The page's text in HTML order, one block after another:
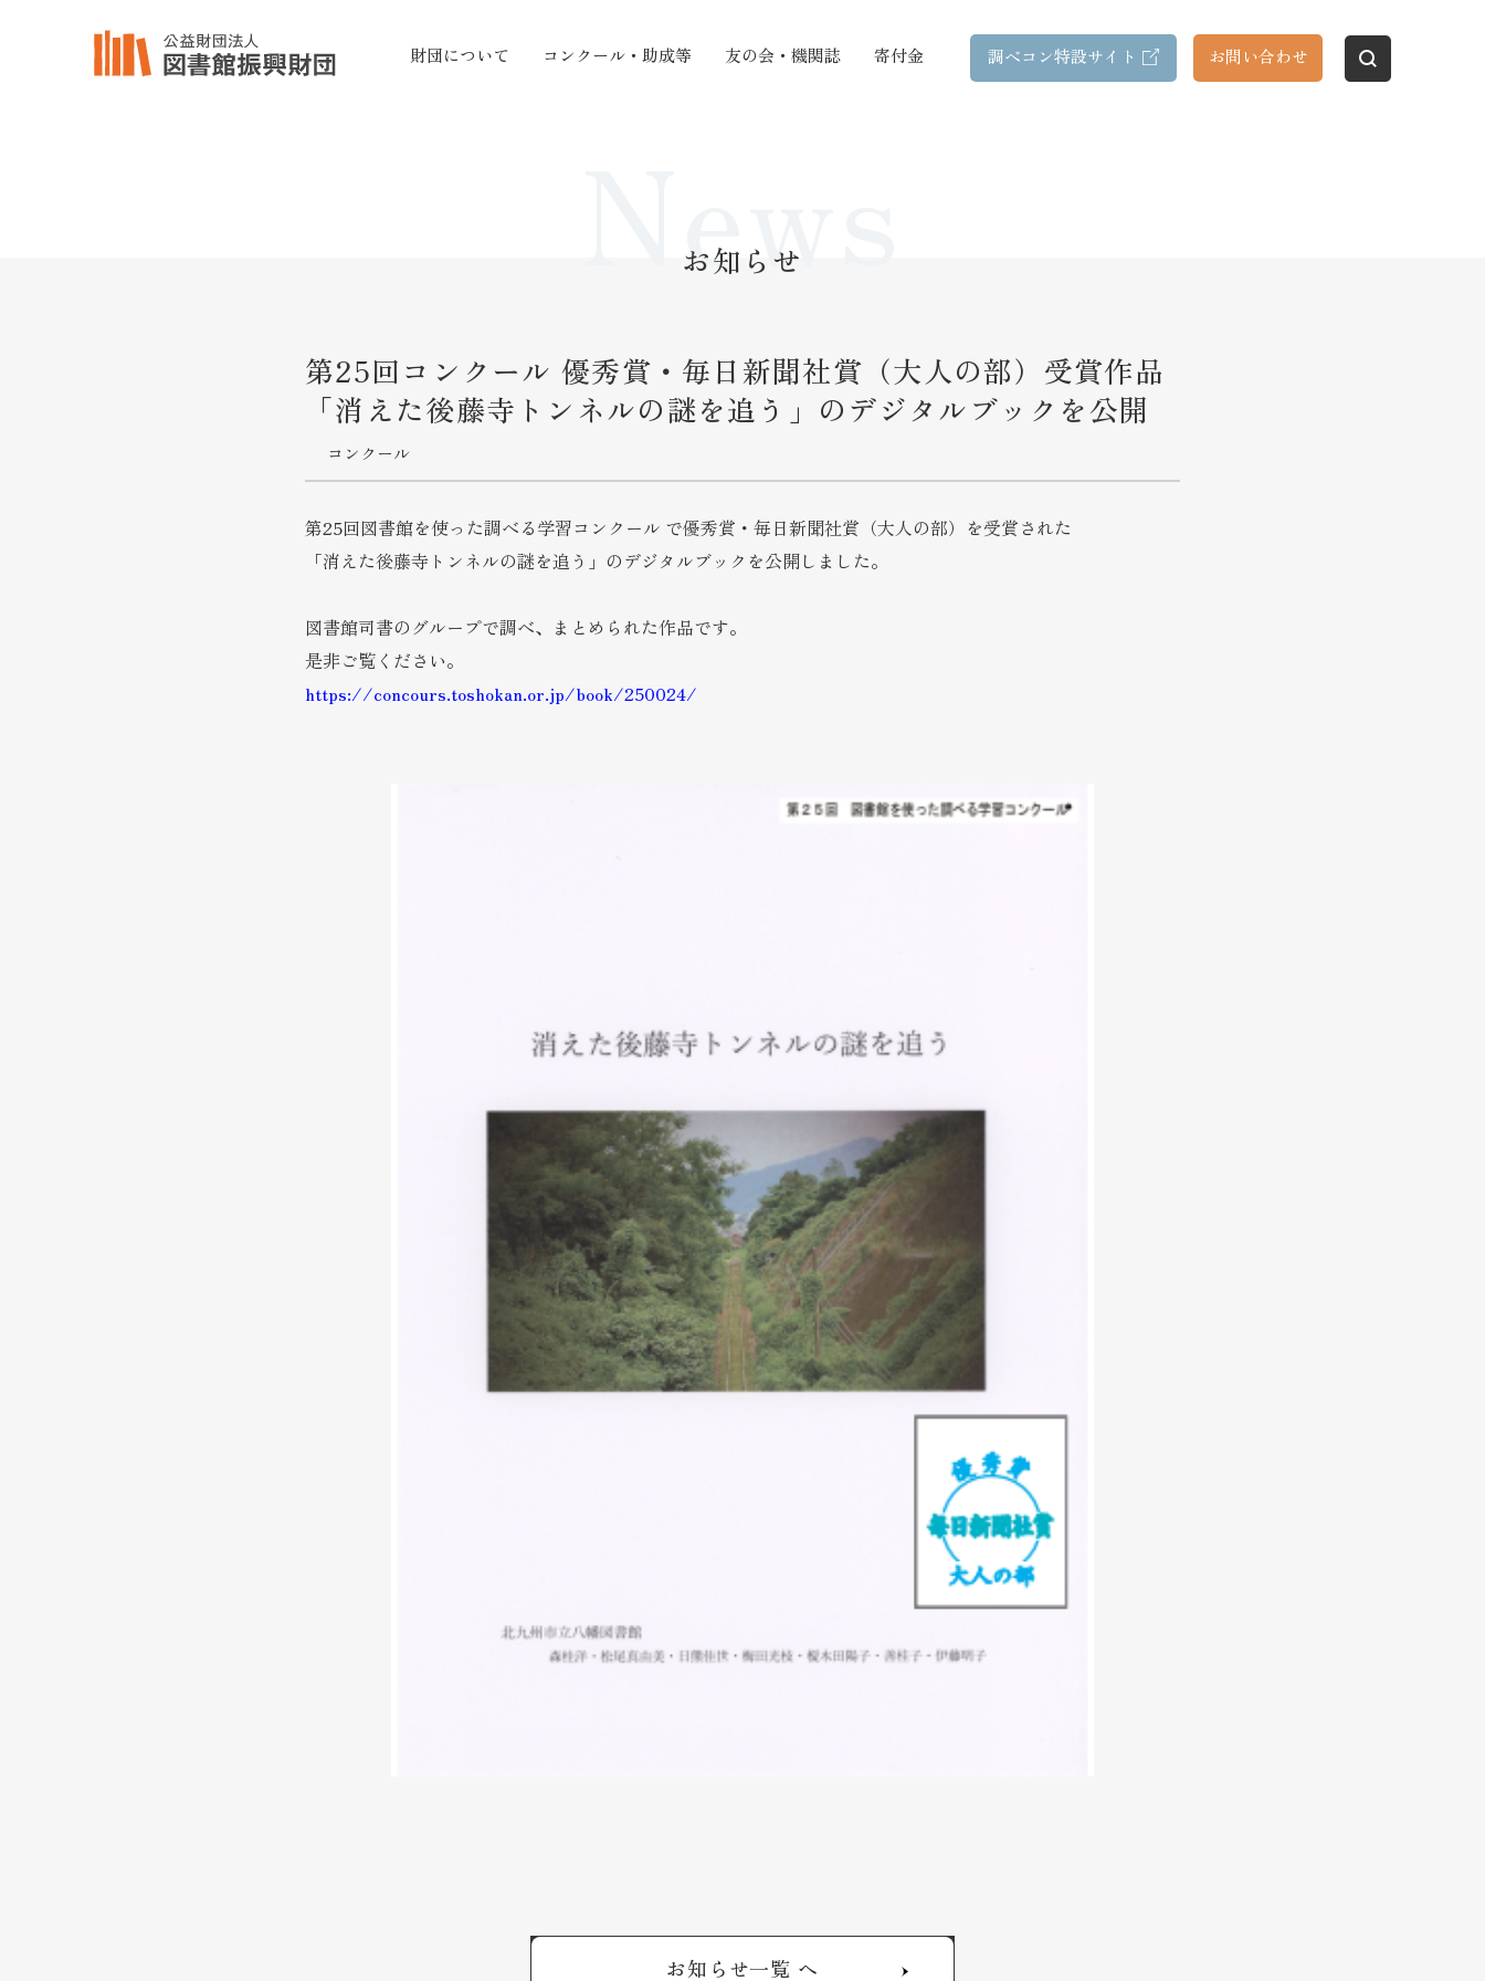
財団について コンクール・助成等 友の会・機関誌 寄付金 調べコン特設サイト お問い合わせ
News
お知らせ
第25回コンクール 優秀賞・毎日新聞社賞（大人の部）受賞作品
「消えた後藤寺トンネルの謎を追う」のデジタルブックを公開
コンクール
第25回図書館を使った調べる学習コンクール で優秀賞・毎日新聞社賞（大人の部）を受賞された
「消えた後藤寺トンネルの謎を追う」 のデジタルブックを公開しました。
図書館司書のグループで調べ、まとめられた作品です。
是非ご覧ください。
https://concours.toshokan.or.jp/book/250024/
お知らせ一覧 へ